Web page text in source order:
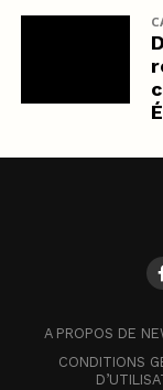
A PROPOS DE
CONDITIONS